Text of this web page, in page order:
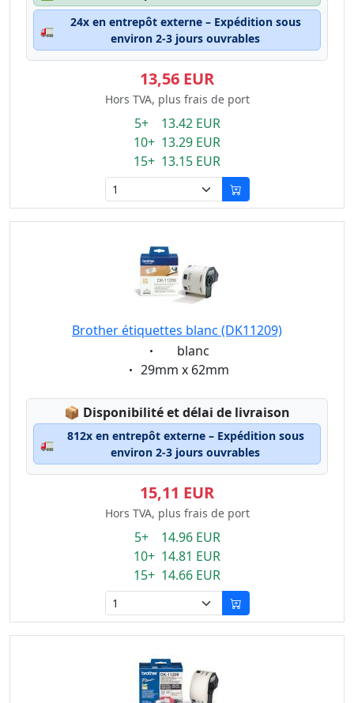
🚛
24x en entrepôt externe – Expédition sous
environ 2-3 jours ouvrables
13,56 EUR
Hors TVA, plus frais de port
5+ 13.42 EUR
10+ 13.29 EUR
15+ 13.15 EUR
Brother étiquettes blanc (DK11209)
Eigenschaft:
blanc
Eigenschaft:
29mm x 62mm
📦 Lagerstatus:
Disponibilité et délai de livraison
🚛
812x en entrepôt externe – Expédition sous
environ 2-3 jours ouvrables
15,11 EUR
Hors TVA, plus frais de port
5+ 14.96 EUR
10+ 14.81 EUR
15+ 14.66 EUR